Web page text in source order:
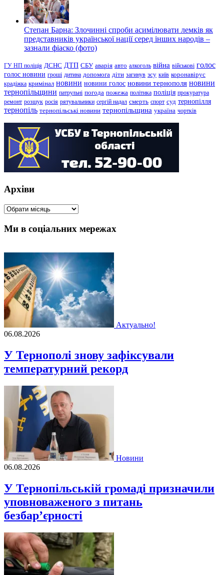
Степан Барна: Злочинні спроби асимілювати лемків як
представників української нації серед інших народів –
зазнали фіаско (фото)
ГУ НП поліція ДСНС ДТП СБУ аварія авто алкоголь війна військові голос
голос новини гроші дитина допомога діти загинув зсу київ коронавірус
крадіжка кримінал новини новини голос новини тернополя новини
тернопільщини патрульні погода пожежа політика поліція прокуратура
ремонт розшук росія рятувальники сергій надал смерть спорт суд тернопілля
тернопіль тернопільські новини тернопільщина україна чортків
Архіви
Архіви
Ми в соціальних мережах
Актуально!
06.08.2026
У Тернополі знову зафіксували
температурний рекорд
Новини
06.08.2026
У Тернопільській громаді призначили
уповноваженого з питань
безбар’єрності